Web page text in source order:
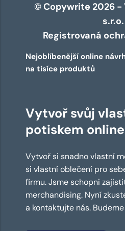
© Copywrite 2026
s.r.o.
Registrovaná
Nejoblíbenější online
na tisíce produktů
Vytvoř svůj
potiskem online
Vytvoř si snadno vlastní
si vlastní oblečení pro
firmu. Jsme schopni
merchandising. Nyní
a kontaktujte nás.